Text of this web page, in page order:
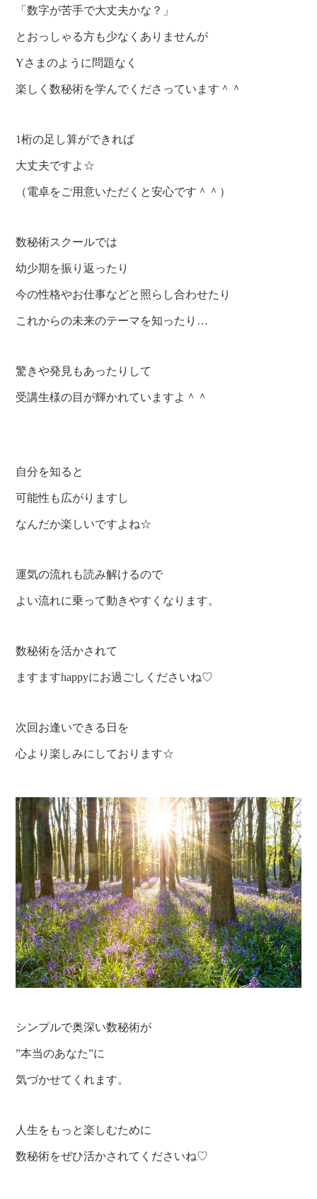
「数字が苦手で大丈夫かな？」
とおっしゃる方も少なくありませんが
Yさまのように問題なく
楽しく数秘術を学んでくださっています＾＾
1桁の足し算ができれば
大丈夫ですよ☆
（電卓をご用意いただくと安心です＾＾）
数秘術スクールでは
幼少期を振り返ったり
今の性格やお仕事などと照らし合わせたり
これからの未来のテーマを知ったり…
驚きや発見もあったりして
受講生様の目が輝かれていますよ＾＾
自分を知ると
可能性も広がりますし
なんだか楽しいですよね☆
運気の流れも読み解けるので
よい流れに乗って動きやすくなります。
数秘術を活かされて
ますますhappyにお過ごしくださいね♡
次回お逢いできる日を
心より楽しみにしております☆
シンプルで奥深い数秘術が
”本当のあなた”に
気づかせてくれます。
人生をもっと楽しむために
数秘術をぜひ活かされてくださいね♡